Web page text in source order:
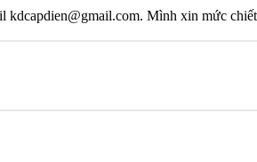
kdcapdien@gmail.com. Mình xin mức